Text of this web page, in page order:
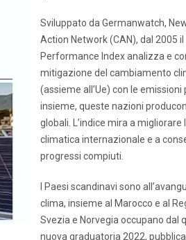
Sviluppato da Germanwatch,
Action Network (CAN), dal 2005
Performance Index analizza e
mitigazione del cambiamento
(assieme all’Ue) con le emissioni
insieme, queste nazioni
globali. L’indice mira a
climatica internazionale e a
progressi compiuti.
I Paesi scandinavi sono
clima, insieme al Marocco e al
Svezia e Norvegia occupano dal
nuova graduatoria 2022,